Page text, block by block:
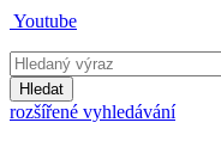
Youtube
Hledat
rozšířené vyhledávání